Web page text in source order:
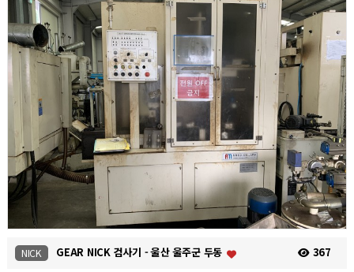
NICK GEAR NICK 검사기 - 울산 울주군 두동 367